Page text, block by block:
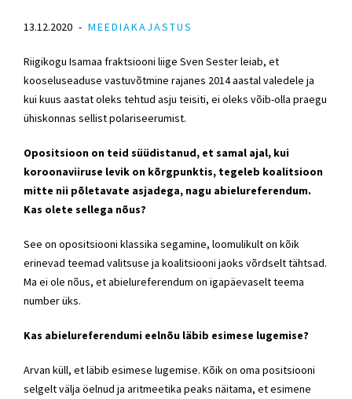
13.12.2020 MEEDIAKAJASTUS
Riigikogu Isamaa fraktsiooni liige Sven Sesterleiab, et
kooseluseaduse vastuvõtmine rajanes 2014 aastal valedele ja
kui kuus aastat oleks tehtud asju teisiti, ei oleks võib-olla praegu
ühiskonnas sellist polariseerumist.
Opositsioon on teid süüdistanud, et samal ajal, kui
koroonaviiruse levik on kõrgpunktis, tegeleb koalitsioon
mitte nii põletavate asjadega, nagu abielureferendum.
Kas olete sellega nõus?
See on opositsiooni klassika segamine, loomulikult on kõik
erinevad teemad valitsuse ja koalitsiooni jaoks võrdselt tähtsad.
Ma ei ole nõus, et abielureferendum on igapäevaselt teema
number üks.
Kas abielureferendumi eelnõu läbib esimese lugemise?
Arvan küll, et läbib esimese lugemise. Kõik on oma positsiooni
selgelt välja öelnud ja aritmeetika peaks näitama, et esimene